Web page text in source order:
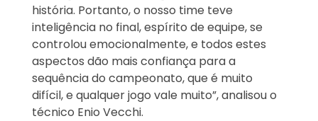
história. Portanto, o nosso time teve
inteligência no final, espírito de equipe, se
controlou emocionalmente, e todos estes
aspectos dão mais confiança para a
sequência do campeonato, que é muito
difícil, e qualquer jogo vale muito”, analisou o
técnico Enio Vecchi.